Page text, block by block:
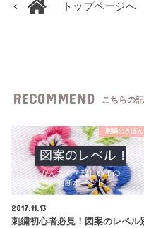
トップページへ
RECOMMEND こちらの
刺繍のきほん
2017.11.13
刺繍初心者必見！図案のレベル